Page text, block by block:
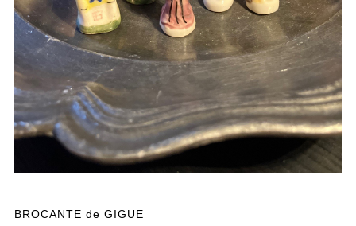
BROCANTE de GIGUE